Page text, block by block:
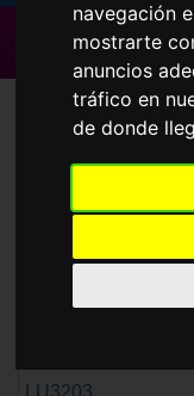
navegación
mostrarte
anuncios
tráfico en
de donde
▶
Gafas
Ordenar
LU3203